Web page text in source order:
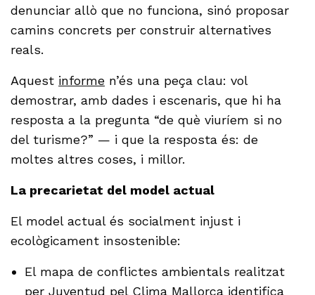
denunciar allò que no funciona, sinó proposar
camins concrets per construir alternatives
reals.
Aquest informe n’és una peça clau: vol
demostrar, amb dades i escenaris, que hi ha
resposta a la pregunta “de què viuríem si no
del turisme?” — i que la resposta és: de
moltes altres coses, i millor.
La precarietat del model actual
El model actual és socialment injust i
ecològicament insostenible:
El mapa de conflictes ambientals realitzat
per Juventud pel Clima Mallorca identifica